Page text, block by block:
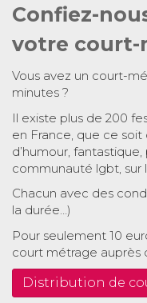
Confiez-
votre court-
Vous avez un court-
minutes ?
Il existe plus de 200
en France, que ce
d’humour,
communauté lgbt, sur
Chacun avec des
la durée…)
Pour seulement 10
court métrage auprès
Distribution de